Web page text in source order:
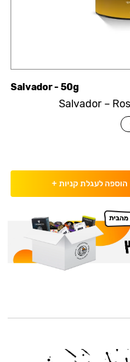
Salvador –
Salvador - 50g
הוספה לעגלת קניות +